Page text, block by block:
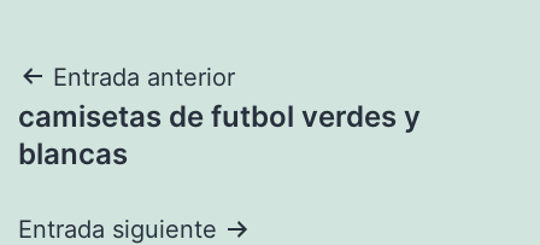
Navegación
de
Entrada anterior
camisetas de futbol verdes y
blancas
Entrada siguiente